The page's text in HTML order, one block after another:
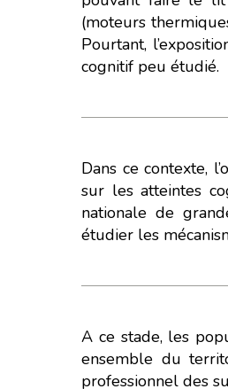
(moteurs
Pourtant,
cognitif peu étudié.
Dans ce contexte,
sur les atteintes
nationale de
étudier les
A ce stade, les
ensemble du
professionnel des